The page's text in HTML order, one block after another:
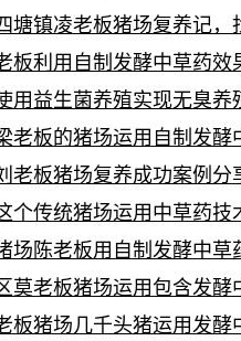
塘镇凌老板猪场复养记
板利用自制发酵中草药
用益生菌养殖实现无臭养
老板的猪场运用自制发
老板猪场复养成功案例分
个传统猪场运用中草药技
场陈老板用自制发酵中草
莫老板猪场运用包含发
板猪场几千头猪运用发